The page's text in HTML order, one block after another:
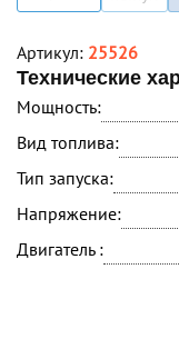
Артикул: 25526
Технические
Мощность:
Вид топлива:
Тип запуска:
Напряжение:
Двигатель :